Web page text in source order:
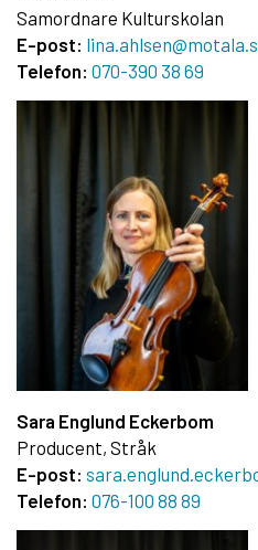
Samordnare Kulturskolan
E-post:
Telefon: 070-390 38 69
Sara Englund Eckerbom
Producent, Stråk
E-post:
Telefon: 076-100 88 89